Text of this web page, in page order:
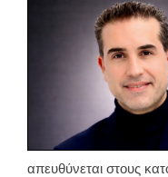
απευθύνεται στους